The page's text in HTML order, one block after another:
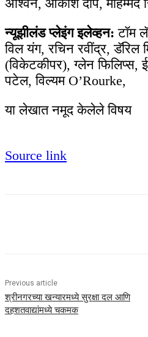
अश्विन, आकाश दीप, मोहम्मद
न्यूझीलंड प्लेइंग इलेव्हन:टॉम
विल यंग, ​​रचिन रवींद्र, डॅरिल
(विकेटकीपर), ग्लेन फिलिप्स,
पटेल,विल्यम O’Rourke,
या लेखात नमूद केलेले विषय
Source link
Previous article
श्रीनगरच्या खन्यारमध्ये सुरक्षा दल आणि
दहशतवाद्यांमध्ये चकमक